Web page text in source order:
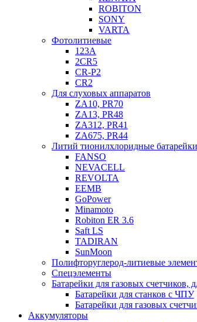
ROBITON
SONY
VARTA
Фотолитиевые
123A
2CR5
CR-P2
CR2
Для слуховых аппаратов
ZA10, PR70
ZA13, PR48
ZA312, PR41
ZA675, PR44
Литий тионилхлоридные батарейки
FANSO
NEVACELL
REVOLTA
EEMB
GoPower
Minamoto
Robiton ER 3.6
Saft LS
TADIRAN
SunMoon
Полифторуглерод-литиевые
Спецэлементы
Батарейки для газовых
Батарейки для станков с ЧПУ
Батарейки для газовых
Аккумуляторы